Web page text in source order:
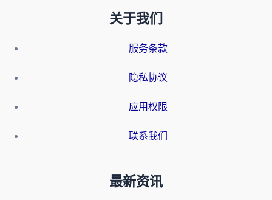
关于我们
服务条款
隐私协议
应用权限
联系我们
最新资讯